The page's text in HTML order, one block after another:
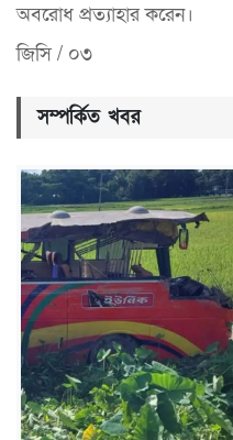
অবরোধ প্রত্যাহার করেন।
জিসি / ০৩
সম্পর্কিত খবর